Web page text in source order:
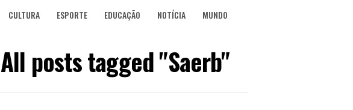
CULTURA ESPORTE EDUCAÇÃO NOTÍCIA MUNDO
All posts tagged "Saerb"